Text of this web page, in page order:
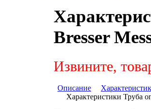
Bresser
Извините,
Описание
Характеристики Труба